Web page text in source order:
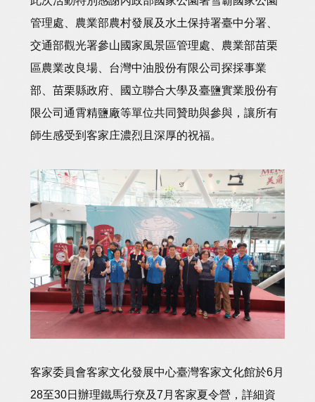
管理處、農業部農村發展及水土保持署臺中分署、
交通部觀光署參山國家風景區管理處、農業部苗栗
區農業改良場、台灣中油股份有限公司探採事業
部、苗栗縣政府、國立聯合大學及臺鹽實業股份有
限公司通霄精鹽廠等單位共同贊助與參與，讓所有
師生感受到客家庄濃烈且深厚的祝福。
客家委員會客家文化發展中心臺灣客家文化館於6月
28至30日辦理鐵馬行尞及7月客家夏令營，詳細資